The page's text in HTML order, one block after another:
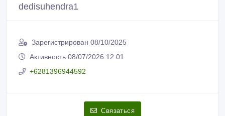
dedisuhendra1
Зарегистрирован 08/10/2025
Активность 08/07/2026 12:01
+6281396944592
Связаться